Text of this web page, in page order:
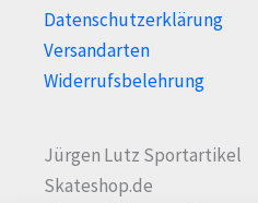
Datenschutzerklärung
Versandarten
Widerrufsbelehrung
Jürgen Lutz Sportartikel
Skateshop.de